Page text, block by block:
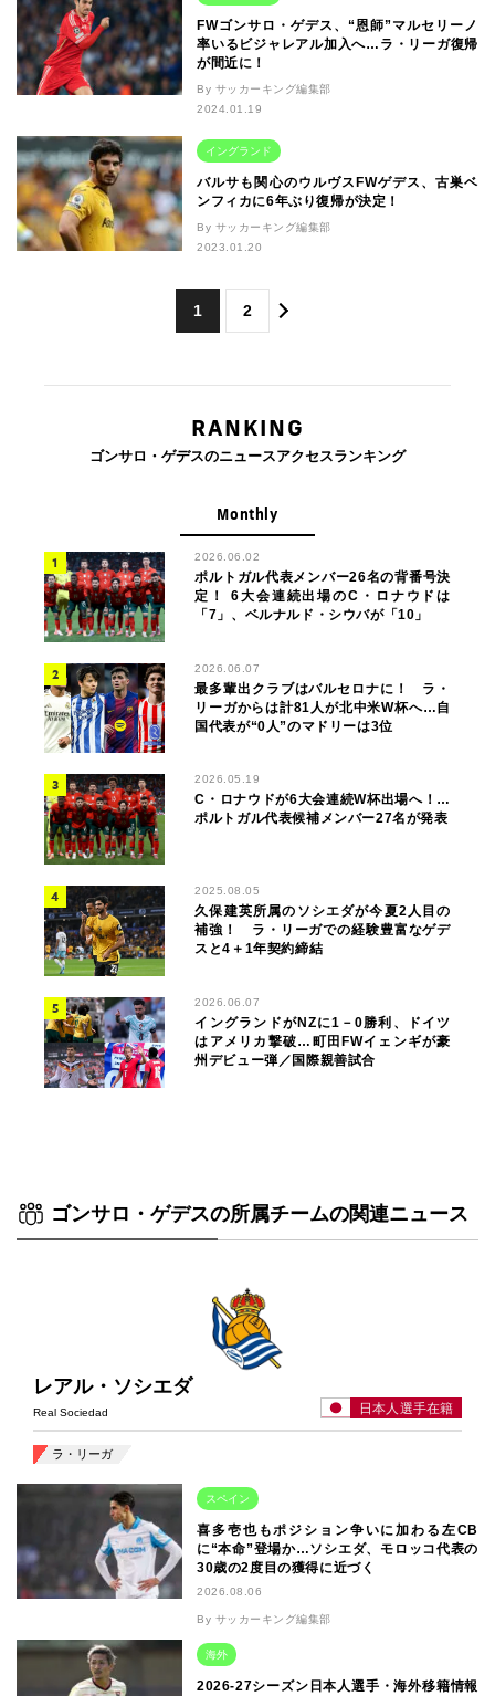
FWゴンサロ・ゲデス、“恩師”マルセリーノ
率いるビジャレアル加入へ…ラ・リーガ復帰
が間近に！
By サッカーキング編集部
2024.01.19
イングランド
バルサも関心のウルヴスFWゲデス、古巣ベ
ンフィカに6年ぶり復帰が決定！
By サッカーキング編集部
2023.01.20
1 2
RANKING
ゴンサロ・ゲデスのニュースアクセスランキング
Monthly
2026.06.02
ポルトガル代表メンバー26名の背番号決
定！ 6大会連続出場のC・ロナウドは
「7」、ベルナルド・シウバが「10」
2026.06.07
最多輩出クラブはバルセロナに！ ラ・
リーガからは計81人が北中米W杯へ…自
国代表が“0人”のマドリーは3位
2026.05.19
C・ロナウドが6大会連続W杯出場へ！…
ポルトガル代表候補メンバー27名が発表
2025.08.05
久保建英所属のソシエダが今夏2人目の
補強！ ラ・リーガでの経験豊富なゲデ
スと4＋1年契約締結
2026.06.07
イングランドがNZに1－0勝利、ドイツ
はアメリカ撃破…町田FWイェンギが豪
州デビュー弾／国際親善試合
ゴンサロ・ゲデスの所属チームの関連ニュース
レアル・ソシエダ
Real Sociedad 日本人選手在籍
ラ・リーガ
スペイン
喜多壱也もポジション争いに加わる左CB
に“本命”登場か…ソシエダ、モロッコ代表の
30歳の2度目の獲得に近づく
2026.08.06
By サッカーキング編集部
海外
2026-27シーズン日本人選手・海外移籍情報